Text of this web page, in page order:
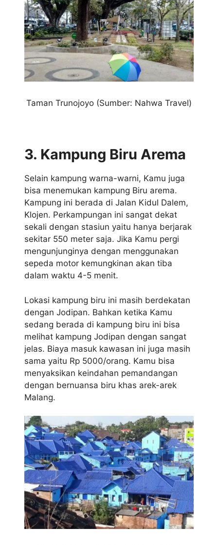
Taman Trunojoyo (Sumber: Nahwa Travel)
3. Kampung Biru Arema
Selain kampung warna-warni, Kamu juga
bisa menemukan kampung Biru arema.
Kampung ini berada di Jalan Kidul Dalem,
Klojen. Perkampungan ini sangat dekat
sekali dengan stasiun yaitu hanya berjarak
sekitar 550 meter saja. Jika Kamu pergi
mengunjunginya dengan menggunakan
sepeda motor kemungkinan akan tiba
dalam waktu 4-5 menit.
Lokasi kampung biru ini masih berdekatan
dengan Jodipan. Bahkan ketika Kamu
sedang berada di kampung biru ini bisa
melihat kampung Jodipan dengan sangat
jelas. Biaya masuk kawasan ini juga masih
sama yaitu Rp 5000/orang. Kamu bisa
menyaksikan keindahan pemandangan
dengan bernuansa biru khas arek-arek
Malang.